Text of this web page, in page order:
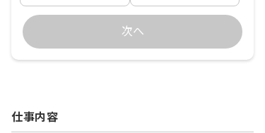
次へ
仕事内容